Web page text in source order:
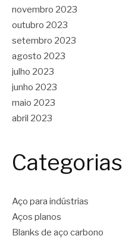
novembro 2023
outubro 2023
setembro 2023
agosto 2023
julho 2023
junho 2023
maio 2023
abril 2023
Categorias
Aço para indústrias
Aços planos
Blanks de aço carbono